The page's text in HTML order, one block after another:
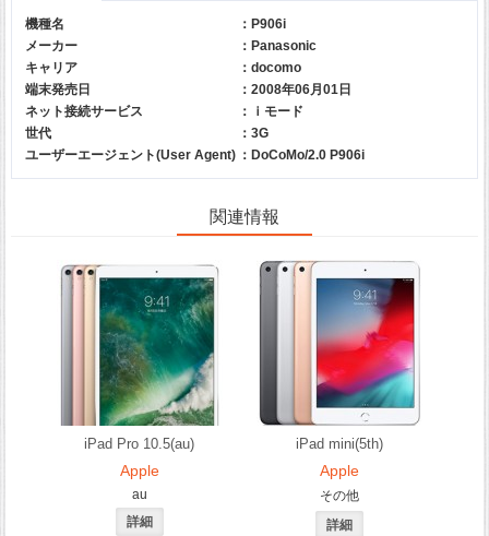
機種名
：P906i
メーカー
： Panasonic
キャリア
： docomo
端末発売日
：2008年06月01日
ネット接続サービス
：ｉモード
世代
：3G
ユーザーエージェント(User Agent) ：DoCoMo/2.0 P906i
関連情報
iPad Pro 10.5(au)
Apple
au
iPad mini(5th)
Apple
その他